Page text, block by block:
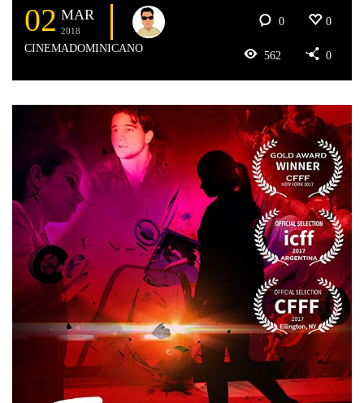
02 MAR
2018
CINEMADOMINICANO
0 0
562 0